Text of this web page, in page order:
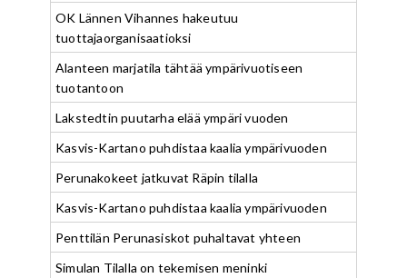
OK Lännen Vihannes hakeutuu
tuottajaorganisaatioksi
Alanteen marjatila tähtää ympärivuotiseen
tuotantoon
Lakstedtin puutarha elää ympäri vuoden
Kasvis-Kartano puhdistaa kaalia ympärivuoden
Perunakokeet jatkuvat Räpin tilalla
Kasvis-Kartano puhdistaa kaalia ympärivuoden
Penttilän Perunasiskot puhaltavat yhteen
Simulan Tilalla on tekemisen meninki